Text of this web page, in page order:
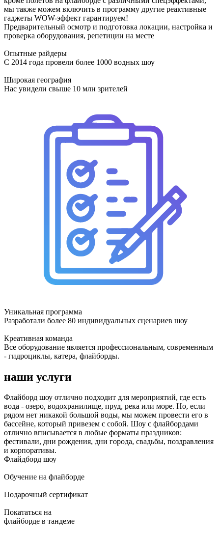
мы также можем включить в программу другие реактивные
гаджеты WOW-эффект гарантируем!
Предварительный осмотр и подготовка локации, настройка и
проверка оборудования, репетиции на месте
Опытные райдеры
С 2014 года провели более 1000 водных шоу
Широкая география
Нас увидели свыше 10 млн зрителей
Уникальная программа
Разработали более 80 индивидуальных сценариев шоу
Креативная команда
Все оборудование является профессиональным, современным
- гидроциклы, катера, флайборды.
наши услуги
Флайборд шоу отлично подходит для мероприятий, где есть
вода - озеро, водохранилище, пруд, река или море. Но, если
рядом нет никакой большой воды, мы можем провести его в
бассейне, который привезем с собой. Шоу с флайбордами
отлично вписывается в любые форматы праздников:
фестивали, дни рождения, дни города, свадьбы, поздравления
и корпоративы.
Флайдборд шоу
Обучение на флайборде
Подарочный сертификат
Покататься на
флайборде в тандеме